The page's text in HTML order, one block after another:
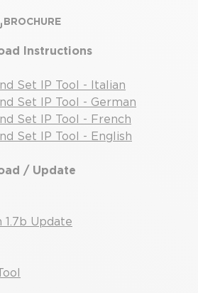
BROCHURE
Instructions
Set IP Tool - Italian
Set IP Tool - German
Set IP Tool - French
Set IP Tool - English
/ Update
Update